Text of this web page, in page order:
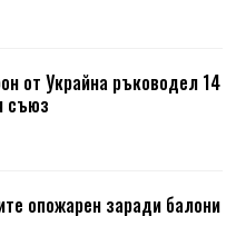
от Украйна ръководел 14
съюз
опожарен заради балони